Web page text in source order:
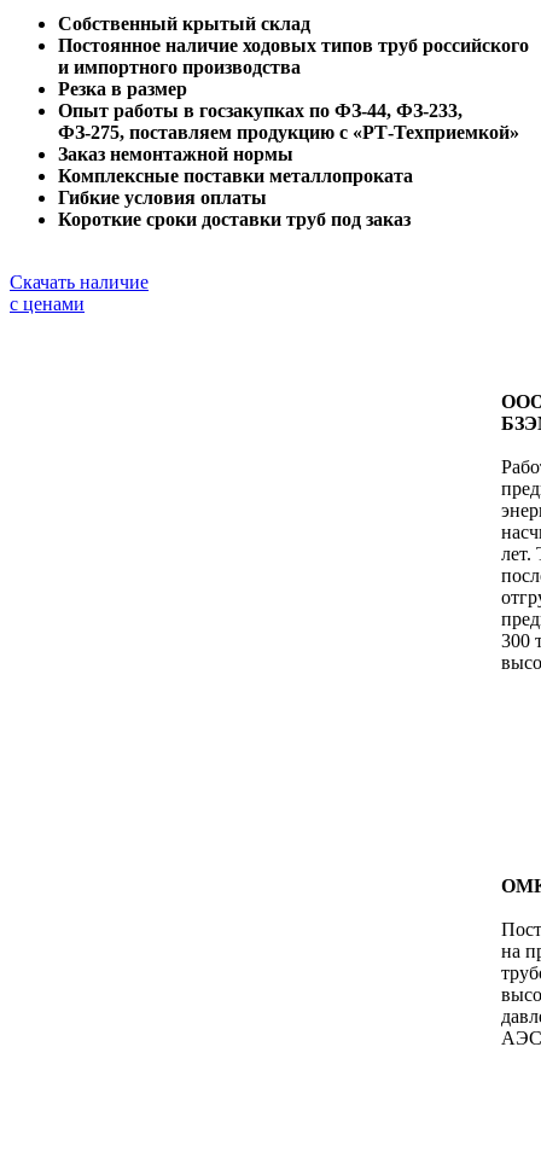
Собственный крытый склад
Постоянное наличие ходовых типов труб российского
и импортного производства
Резка в размер
Опыт работы в госзакупках по ФЗ-44, ФЗ-233,
ФЗ-275, поставляем продукцию с «РТ-Техприемкой»
Заказ немонтажной нормы
Комплексные поставки металлопроката
Гибкие условия оплаты
Короткие сроки доставки труб под заказ
Скачать наличие
с ценами
ООО
лет.
300
на